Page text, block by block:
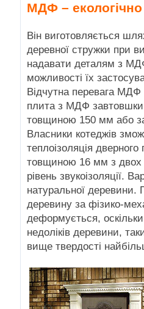
МДФ –
Він виготовляється
деревної стружки при
надавати деталям з
можливості їх
Відчутна перевага МДФ
плита з МДФ завтовшки
товщиною 150 мм або
Власники котеджів
теплоізоляція
товщиною 16 мм з двох
рівень звукоізоляції.
натуральної
деревину за фізико-
деформується,
недоліків деревини,
вище твердості